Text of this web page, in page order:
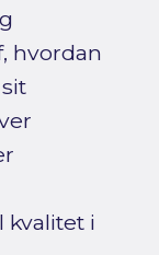
hvordan
kvalitet i